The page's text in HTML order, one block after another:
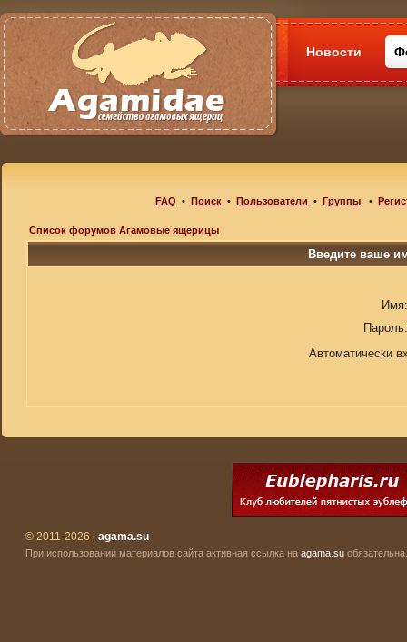
Новости
FAQ •Поиск •Пользователи •Группы •
Список форумов Агамовые ящерицы
Введите ваше
Имя:
Пароль:
Автоматически
© 2011-2026 | agama.su
При использовании материалов сайта активная ссылка на agama.su обязательна.